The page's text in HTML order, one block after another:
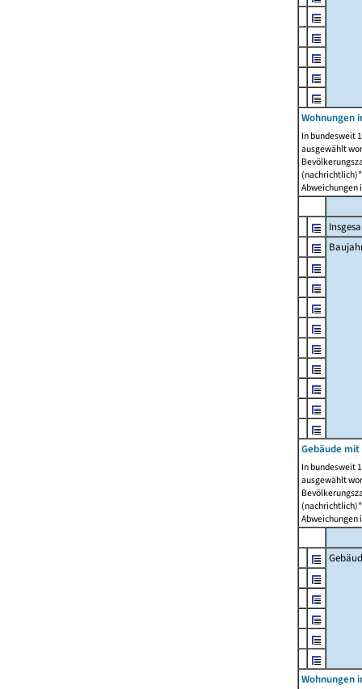
Wohnungen
In bundesweit
ausgewählt
Abweichungen
Gebäude mit
In bundesweit
ausgewählt
Abweichungen
Wohnungen